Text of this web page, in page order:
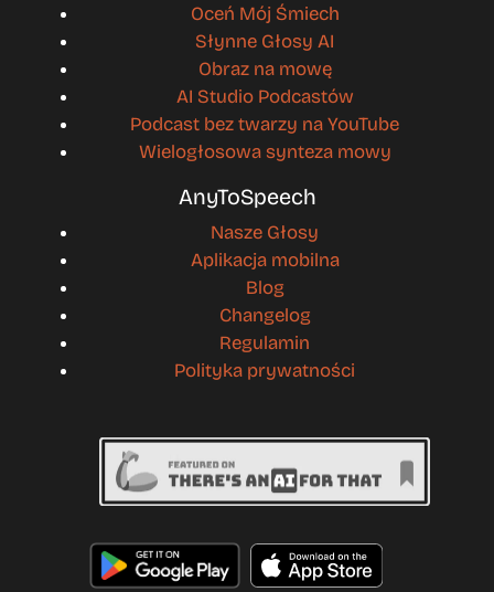
Oceń Mój Śmiech
Słynne Głosy AI
Obraz na mowę
AI Studio Podcastów
Podcast bez twarzy na YouTube
Wielogłosowa synteza mowy
AnyToSpeech
Nasze Głosy
Aplikacja mobilna
Blog
Changelog
Regulamin
Polityka prywatności